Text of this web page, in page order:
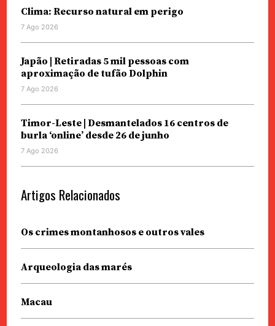
Clima: Recurso natural em perigo
7 Ago 2026
Japão | Retiradas 5 mil pessoas com
aproximação de tufão Dolphin
7 Ago 2026
Timor-Leste | Desmantelados 16 centros de
burla ‘online’ desde 26 de junho
7 Ago 2026
Artigos Relacionados
Os crimes montanhosos e outros vales
Arqueologia das marés
Macau